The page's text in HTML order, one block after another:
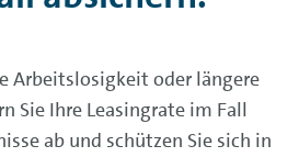
Arbeitslosigkeit oder längere
Sie Ihre Leasingrate im Fall
ab und schützen Sie sich in